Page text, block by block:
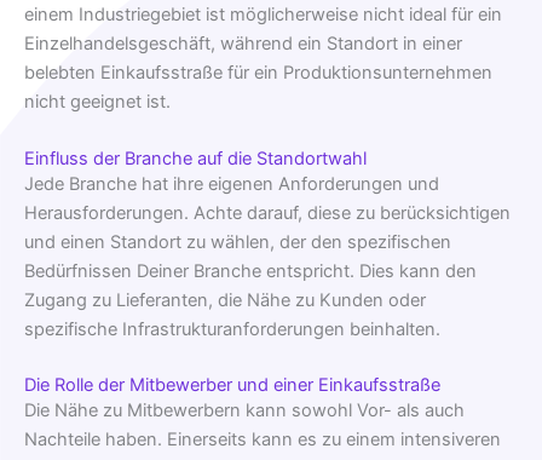
einem Industriegebiet ist möglicherweise nicht ideal für ein
Einzelhandelsgeschäft, während ein Standort in einer
belebten Einkaufsstraße für ein Produktionsunternehmen
nicht geeignet ist.
Einfluss der Branche auf die Standortwahl
Jede Branche hat ihre eigenen Anforderungen und
Herausforderungen. Achte darauf, diese zu berücksichtigen
und einen Standort zu wählen, der den spezifischen
Bedürfnissen Deiner Branche entspricht. Dies kann den
Zugang zu Lieferanten, die Nähe zu Kunden oder
spezifische Infrastrukturanforderungen beinhalten.
Die Rolle der Mitbewerber und einer Einkaufsstraße
Die Nähe zu Mitbewerbern kann sowohl Vor- als auch
Nachteile haben. Einerseits kann es zu einem intensiveren